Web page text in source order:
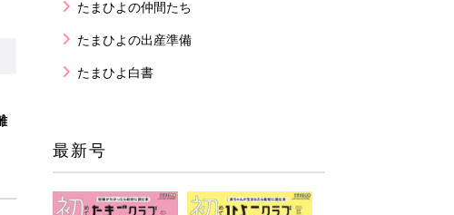
たまひよの仲間たち
たまひよの出産準備
たまひよ白書
最新号